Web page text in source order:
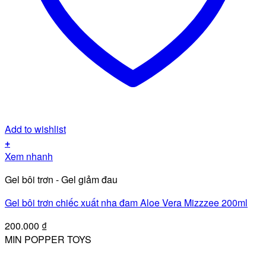
Add to wishlist
+
Xem nhanh
Gel bôi trơn - Gel giảm đau
Gel bôi trơn chiếc xuất nha đam Aloe Vera Mizzzee 200ml
200.000 ₫
MIN POPPER TOYS